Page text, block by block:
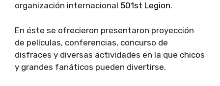
organización internacional 501st Legion.
En éste se ofrecieron presentaron proyección
de películas, conferencias, concurso de
disfraces y diversas actividades en la que chicos
y grandes fanáticos pueden divertirse.